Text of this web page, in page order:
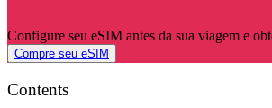
Configure seu eSIM antes da sua viagem e
Compre seu eSIM
Contents